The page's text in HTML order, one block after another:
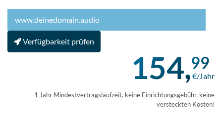
Verfügbarkeit prüfen
154,99
€/Jahr
1 Jahr Mindestvertragslaufzeit, keine Einrichtungsgebühr, keine
versteckten Kosten!